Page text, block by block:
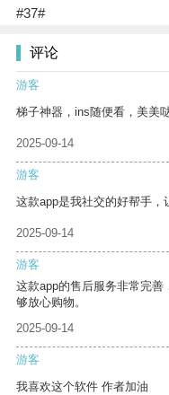
#37#
评论
游客
梯子神器，ins随便看，美美
2025-09-14
游客
这款app是我社交的好帮手，
2025-09-14
游客
这款app的售后服务非常完
够放心购物。
2025-09-14
游客
我喜欢这个软件 作者加油